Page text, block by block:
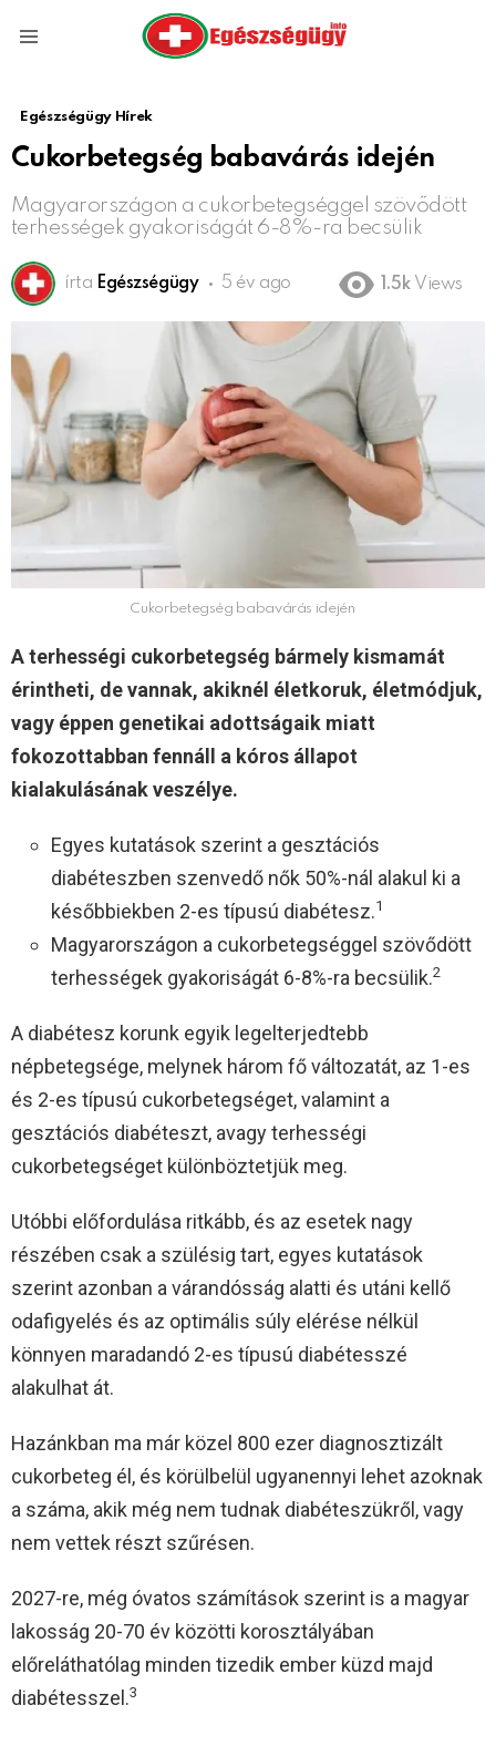
Egészségügy Hírek
Cukorbetegség babavárás idején
Magyarországon a cukorbetegséggel szövődött
terhességek gyakoriságát 6-8%-ra becsülik
írta Egészségügy 5 év ago 1.5k Views
Cukorbetegség babavárás idején
A terhességi cukorbetegség bármely kismamát
érintheti, de vannak, akiknél életkoruk, életmódjuk,
vagy éppen genetikai adottságaik miatt
fokozottabban fennáll a kóros állapot
kialakulásának veszélye.
Egyes kutatások szerint a gesztációs
diabéteszben szenvedő nők 50%-nál alakul ki a
későbbiekben 2-es típusú diabétesz.1
Magyarországon a cukorbetegséggel szövődött
terhességek gyakoriságát 6-8%-ra becsülik.2
A diabétesz korunk egyik legelterjedtebb
népbetegsége, melynek három fő változatát, az 1-es
és 2-es típusú cukorbetegséget, valamint a
gesztációs diabéteszt, avagy terhességi
cukorbetegséget különböztetjük meg.
Utóbbi előfordulása ritkább, és az esetek nagy
részében csak a szülésig tart, egyes kutatások
szerint azonban a várandósság alatti és utáni kellő
odafigyelés és az optimális súly elérése nélkül
könnyen maradandó 2-es típusú diabétesszé
alakulhat át.
Hazánkban ma már közel 800 ezer diagnosztizált
cukorbeteg él, és körülbelül ugyanennyi lehet azoknak
a száma, akik még nem tudnak diabéteszükről, vagy
nem vettek részt szűrésen.
2027-re, még óvatos számítások szerint is a magyar
lakosság 20-70 év közötti korosztályában
előreláthatólag minden tizedik ember küzd majd
diabétesszel.3